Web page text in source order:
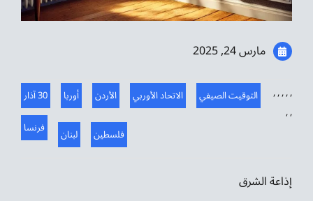
مارس 24, 2025
30 آذار , أوربا , الأردن , الاتحاد الأوربي , التوقيت الصيفي
,
فرنسا
,
فلسطين
,
لبنان
إذاعة الشرق